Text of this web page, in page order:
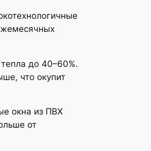
до 40–60%.
что окупит
окна из ПВХ
от